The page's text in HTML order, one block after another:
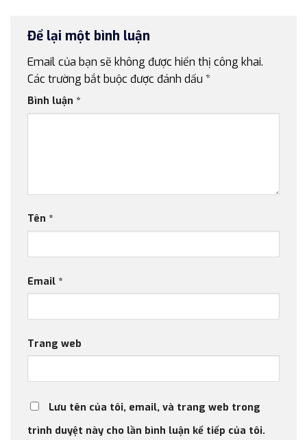
Để lại một bình luận
Email của bạn sẽ không được hiển thị công khai.
Các trường bắt buộc được đánh dấu *
Bình luận *
Tên *
Email *
Trang web
Lưu tên của tôi, email, và trang web trong
trình duyệt này cho lần bình luận kế tiếp của tôi.